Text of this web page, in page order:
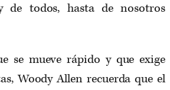
todos, hasta de nosotros
se mueve rápido y que exige
Woody Allen recuerda que el